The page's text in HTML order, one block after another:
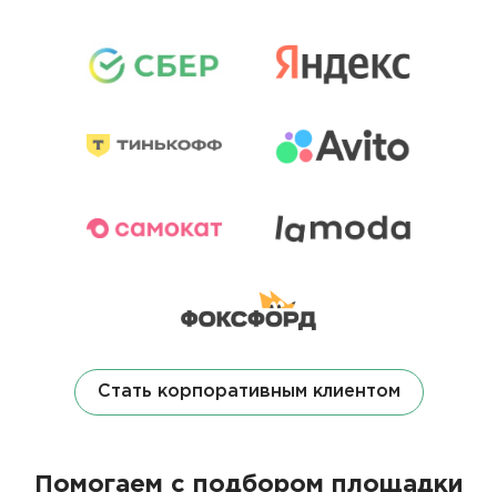
Стать корпоративным клиентом
Помогаем с подбором площадки